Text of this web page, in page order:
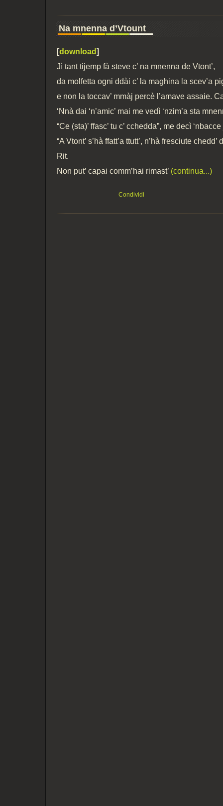
Na mnenna d’Vtount
[download]
Jì tant tijemp fà steve c’ na mnenna de Vtont’,
da molfetta ogni ddài c’ la maghina la scev’a
e non la toccav’ mmàj percè l’amave assaie.
‘Nnà dai ‘n’amic’ mai me vedì ‘nzim’a sta
“Ce (sta)’ ffasc’ tu c’ cchedda”, me decì
“A Vtont’ s’hà ffatt’a ttutt’, n’hà fresciute
Rit.
Non put’ capai comm’hai rimast’ (continua...)
Condividi